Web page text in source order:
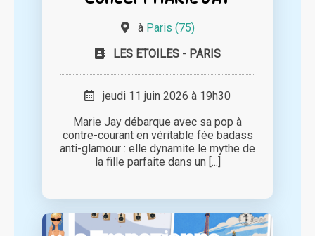
à Paris (75)
LES ETOILES - PARIS
jeudi 11 juin 2026 à 19h30
Marie Jay débarque avec sa pop à
contre-courant en véritable fée badass
anti-glamour : elle dynamite le mythe de
la fille parfaite dans un [...]